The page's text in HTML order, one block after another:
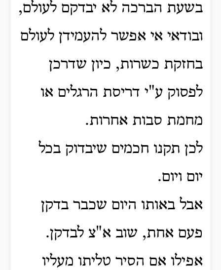
בשעת הברכה לא יבדקם לעולם,
ובודאי אי אפשר להעמידן לעולם
בחזקת כשרות, כיון שדרכן
לפסוק ע"י דריסת הרגלים או
מחמת סבות אחרות.
לכן תקנו חכמים שיבדוק בכל
יום ויום.
אבל באותו היום שכבר בדקן
פעם אחת, שוב א"צ לבדקן.
אפילו אם הסיר טליתו מעליו